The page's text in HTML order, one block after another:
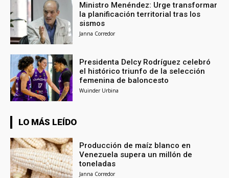
Ministro Menéndez: Urge transformar
la planificación territorial tras los
sismos
Janna Corredor
Presidenta Delcy Rodríguez celebró
el histórico triunfo de la selección
femenina de baloncesto
Wuinder Urbina
LO MÁS LEÍDO
Producción de maíz blanco en
Venezuela supera un millón de
toneladas
Janna Corredor